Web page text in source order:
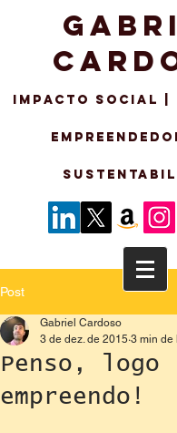
IMPACTO SO CIAL |
Post
Penso, logo
empreendo!
Gabriel Cardoso
3 de dez. de 2015 3 min de